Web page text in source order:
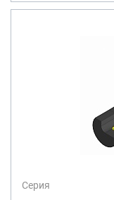
Серия